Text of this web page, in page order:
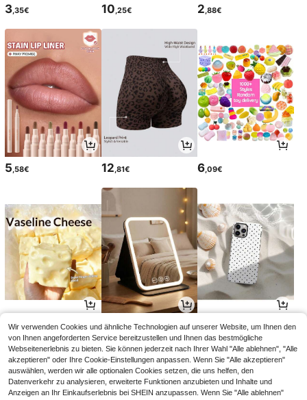
3,35€ 10,25€ 2,88€
5,58€ 12,81€ 6,09€
4,45€ 3,98€ 3,68€
Wir verwenden Cookies und ähnliche Technologien auf unserer Website, um Ihnen den
von Ihnen angeforderten Service bereitzustellen und Ihnen das bestmögliche
Webseitenerlebnis zu bieten. Sie können jederzeit nach Ihrer Wahl "Alle ablehnen", "Alle
akzeptieren" oder Ihre Cookie-Einstellungen anpassen. Wenn Sie "Alle akzeptieren"
auswählen, werden wir alle optionalen Cookies setzen, die uns helfen, den
Datenverkehr zu analysieren, erweiterte Funktionen anzubieten und Inhalte und
Anzeigen an Ihr Einkaufserlebnis bei SHEIN anzupassen. Wenn Sie "Alle ablehnen"